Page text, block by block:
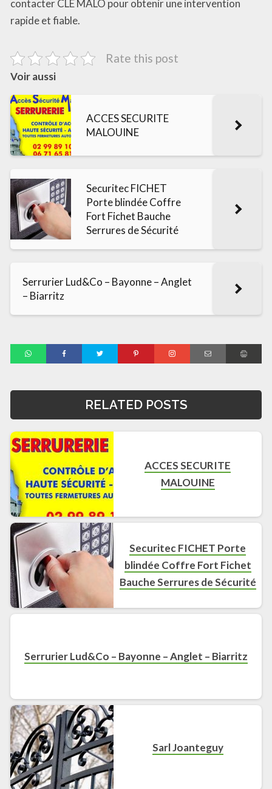
contacter CLE MALO pour obtenir une intervention
rapide et fiable.
Rate this post
Voir aussi
ACCES SECURITE
MALOUINE
Securitec FICHET
Porte blindée Coffre
Fort Fichet Bauche
Serrures de Sécurité
Serrurier Lud&Co – Bayonne – Anglet
– Biarritz
RELATED POSTS
ACCES SECURITE
MALOUINE
Securitec FICHET Porte
blindée Coffre Fort Fichet
Bauche Serrures de Sécurité
Serrurier Lud&Co – Bayonne – Anglet – Biarritz
Sarl Joanteguy